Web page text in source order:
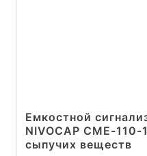
Емкостной
NIVOCAP CME-
сыпучих веществ